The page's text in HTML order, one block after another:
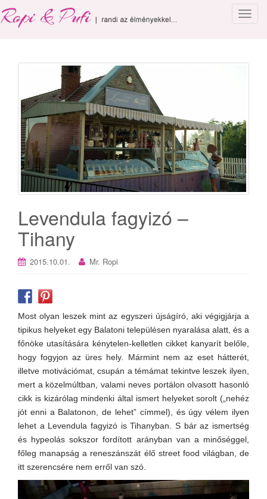
T
v
i
g
a
t
i
Levendula fagyizó –
Tihany
2015.10.01. Mr. Ropi
Most olyan leszek mint az egyszeri újságíró, aki végigjárja a
tipikus helyeket egy Balatoni településen nyaralása alatt, és a
főnöke utasítására kénytelen-kelletlen cikket kanyarít belőle,
hogy fogyjon az üres hely. Mármint nem az eset hátterét,
illetve motivációmat, csupán a témámat tekintve leszek ilyen,
mert a közelmúltban, valami neves portálon olvasott hasonló
cikk is kizárólag mindenki által ismert helyeket sorolt („nehéz
jót enni a Balatonon, de lehet” címmel), és úgy vélem ilyen
lehet a Levendula fagyizó is Tihanyban. S bár az ismertség
és hypeolás sokszor fordított arányban van a minőséggel,
főleg manapság a reneszánszát élő street food világban, de
itt szerencsére nem erről van szó.